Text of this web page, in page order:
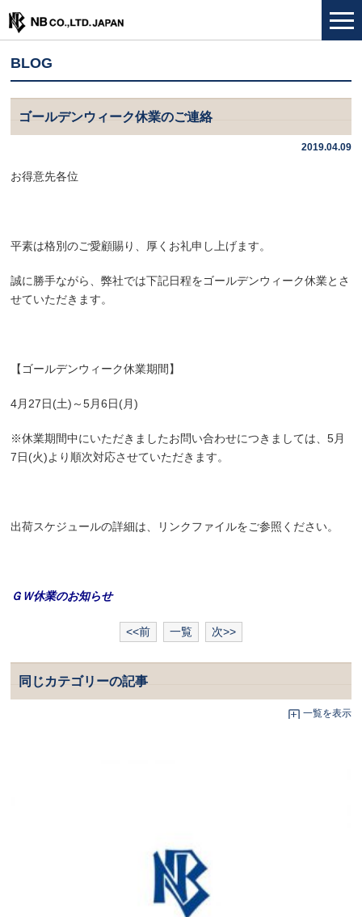
BLOG
ゴールデンウィーク休業のご連絡
2019.04.09
お得意先各位
平素は格別のご愛顧賜り、厚くお礼申し上げます。
誠に勝手ながら、弊社では下記日程をゴールデンウィーク休業とさ
せていただきます。
【ゴールデンウィーク休業期間】
4月27日(土)～5月6日(月)
※休業期間中にいただきましたお問い合わせにつきましては、5月
7日(火)より順次対応させていただきます。
出荷スケジュールの詳細は、リンクファイルをご参照ください。
ＧＷ休業のお知らせ
<<前 一覧 次>>
同じカテゴリーの記事
一覧を表示